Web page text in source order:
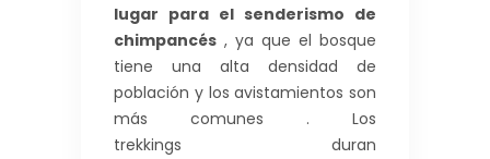
lugar para el senderismo de
chimpancés , ya que el bosque
tiene una alta densidad de
población y los avistamientos son
más comunes . Los
trekkings duran